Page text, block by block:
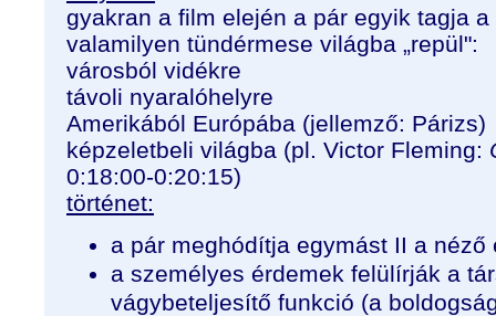
gyakran a film elején a pár egyik tagja
valamilyen tündérmese világba „repül":
városból vidékre
távoli nyaralóhelyre
Amerikából Európába (jellemző: Párizs)
képzeletbeli világba (pl. Victor Fleming:
0:18:00-0:20:15)
történet:
a pár meghódítja egymást II a
a személyes érdemek felülírják a
vágybeteljesítő funkció (a